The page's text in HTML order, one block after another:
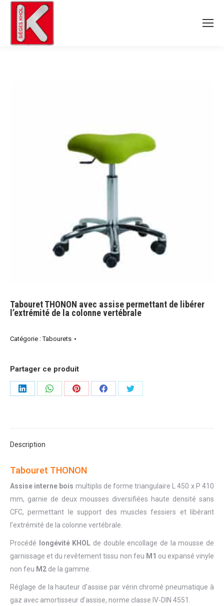
Tabouret THONON avec assise permettant de libérer
l’extrémité de la colonne vertébrale
Catégorie :Tabourets
Partager ce produit
Share
Share
Share
Share
Share
Description
Tabouret THONON
Assise interne bois multiplis de forme triangulaire L 450 x P 410
mm, garnie de deux mousses diversifiées haute densité sans
CFC, permettant le support des muscles fessiers et libérant
l’extrémité de la colonne vertébrale.
Procédé longévité KHOL de double encollage de la mousse de
garnissage et du revêtement tissu non feu M1 ou expansé vinyle
non feu M2 de la gamme.
Réglage de la hauteur d’assise par vérin chromé pneumatique à
gaz avec amortisseur d’assise, norme classe IV-DIN 4551.